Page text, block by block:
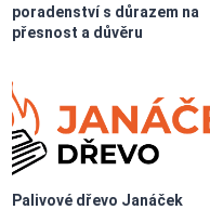
poradenství s důrazem na
přesnost a důvěru
Palivové dřevo Janáček